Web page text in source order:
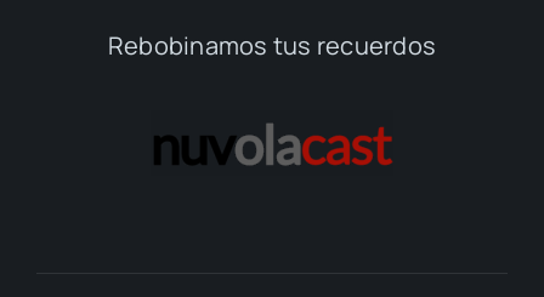
Rebobinamos tus recuerdos